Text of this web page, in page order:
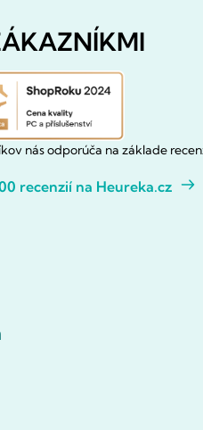
nás odporúča na základe
recenzií na Heureka.cz